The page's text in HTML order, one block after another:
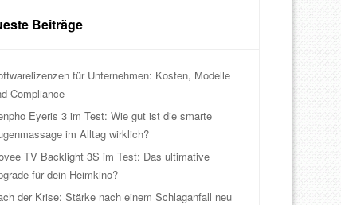
Beiträge
für Unternehmen: Kosten, Modelle
Compliance
Eyeris 3 im Test: Wie gut ist die smarte
im Alltag wirklich?
TV Backlight 3S im Test: Das ultimative
für dein Heimkino?
der Krise: Stärke nach einem Schlaganfall neu